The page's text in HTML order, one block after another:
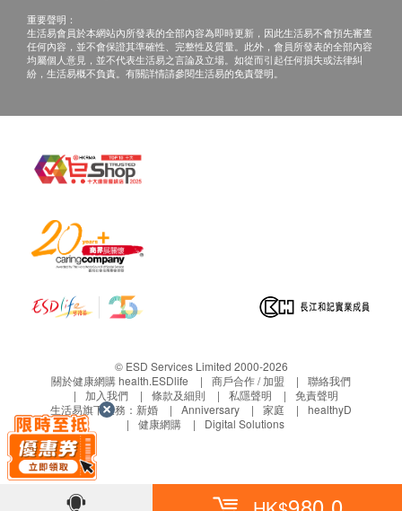
>法馳歐（香港）有限公司客戶服務部：2796 3138/
電郵: cs@fachioohk.com
> 此產品由法馳歐（香港）有限公司提供。
購health.ESDlife保留最終決議權。
重要聲明：
生活易會員於本網站內所發表的全部內容為即時更新，因此生活易不會預先審查
任何內容，並不會保證其準確性、完整性及質量。此外，會員所發表的全部內容
均屬個人意見，並不代表生活易之言論及立場。如從而引起任何損失或法律糾
紛，生活易概不負責。有關詳情請參閱生活易的免責聲明。
© ESD Services Limited 2000-2026
關於健康網購 health.ESDlife
商戶合作 / 加盟
聯絡我們
加入我們
條款及細則 私隱聲明
免責聲明
生活易旗下業務： 新婚 Anniversary 家庭
healthyD
健康網購
Digital Solutions